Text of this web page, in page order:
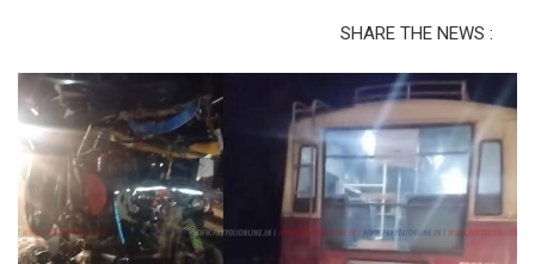
SHARE THE NEWS :